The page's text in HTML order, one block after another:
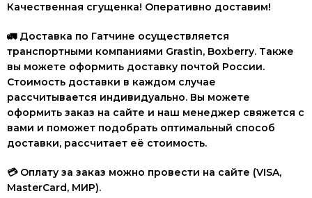
Качественная сгущенка! Оперативно доставим!
🚛 Доставка по Гатчине осуществляется
транспортными компаниями Grastin, Boxberry. Также
вы можете оформить доставку почтой России.
Стоимость доставки в каждом случае
рассчитывается индивидуально. Вы можете
оформить заказ на сайте и наш менеджер свяжется с
вами и поможет подобрать оптимальный способ
доставки, рассчитает её стоимость.
💳 Оплату за заказ можно провести на сайте (VISA,
MasterCard, МИР).